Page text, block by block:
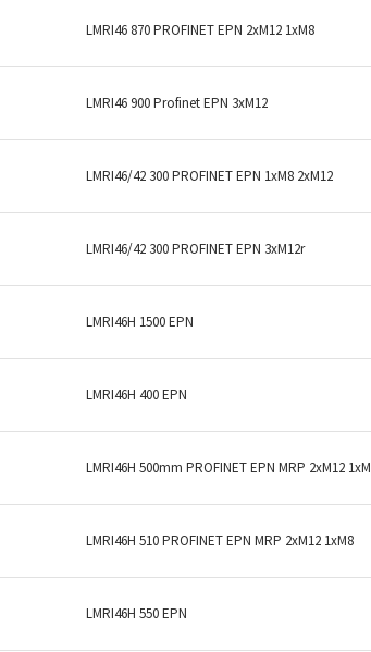
LMRI46 870 PROFINET EPN 2xM12 1xM8
LMRI46 900 Profinet EPN 3xM12
LMRI46/42 300 PROFINET EPN 1xM8 2xM12
LMRI46/42 300 PROFINET EPN 3xM12r
LMRI46H 1500 EPN
LMRI46H 400 EPN
LMRI46H 500mm PROFINET EPN MRP 2xM12
LMRI46H 510 PROFINET EPN MRP 2xM12 1xM8
LMRI46H 550 EPN